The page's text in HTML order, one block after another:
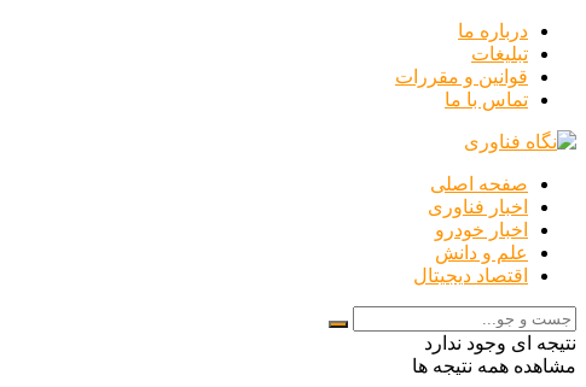
درباره ما
تبلیغات
قوانین و مقررات
تماس با ما
صفحه اصلی
اخبار فناوری
اخبار خودرو
علم و دانش
اقتصاد دیجیتال
نتیجه ای وجود ندارد
مشاهده همه نتیجه ها